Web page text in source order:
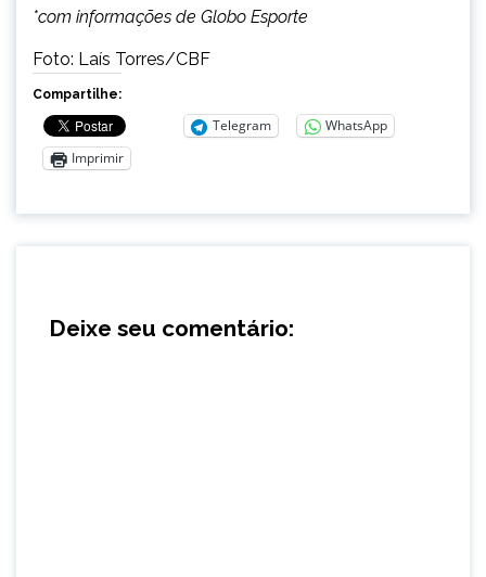
*com informações de Globo Esporte
Foto: Laís Torres/CBF
Compartilhe:
Telegram
WhatsApp
Imprimir
Deixe seu comentário: